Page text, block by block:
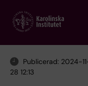
main
Publicerad: 2024-
28 12:13